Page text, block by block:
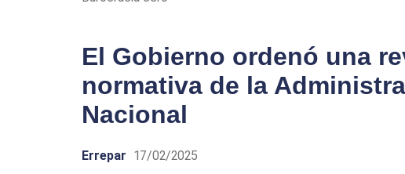
El Gobierno ordenó una
normativa de la
Nacional
Errepar 17/02/2025